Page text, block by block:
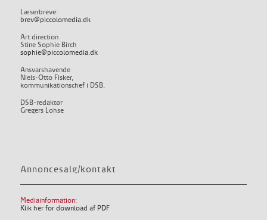
Læserbreve:
brev@piccolomedia.dk
Art direction
Stine Sophie Birch
sophie@piccolomedia.dk
Ansvarshavende
Niels-Otto Fisker,
kommunikationschef i DSB.
DSB-redaktør
Gregers Lohse
Annoncesalg/kontakt
Mediainformation:
Klik her for download af PDF